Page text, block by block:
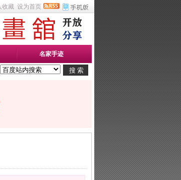
收藏 设为首页
名家手迹